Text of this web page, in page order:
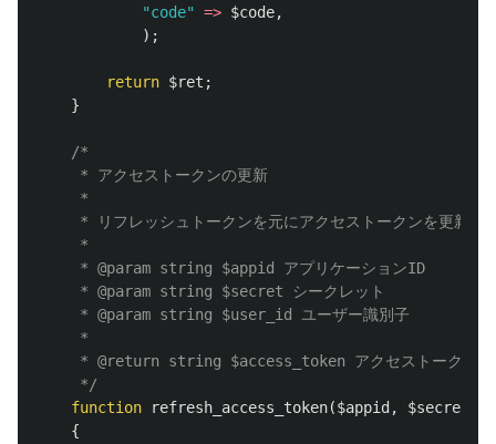
"code"
=> $code,
);
return $ret ;
}
/*
	 */
function
refresh_access_token($appid , $secret
{